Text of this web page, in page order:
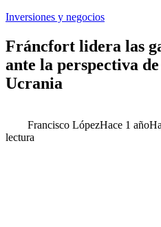
Inversiones y negocios
Fráncfort lidera las
ante la perspectiva
Ucrania
Francisco LópezHace 1 año
lectura